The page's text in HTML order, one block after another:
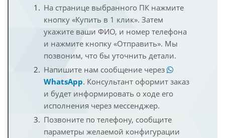
На странице выбранного ПК нажмите
кнопку «Купить в 1 клик». Затем
укажите ваши ФИО, и номер телефона
и нажмите кнопку «Отправить». Мы
позвоним, что бы уточнить детали.
Напишите нам сообщение через
WhatsApp. Консультант оформит заказ
и будет информировать о ходе его
исполнения через мессенджер.
Позвоните по телефону, сообщите
параметры желаемой конфигурации